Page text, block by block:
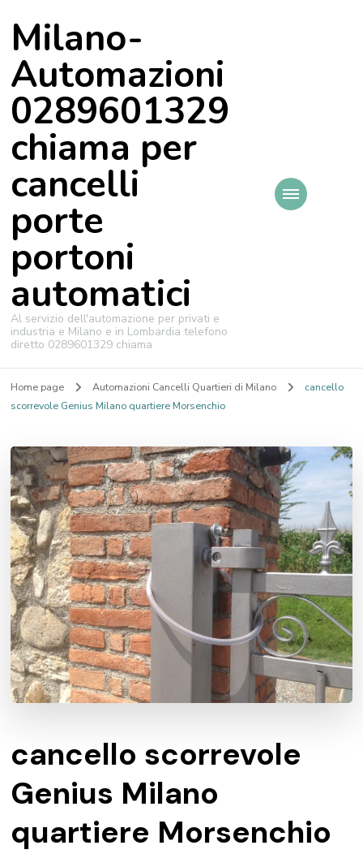
Milano-
Automazioni
0289601329
chiama per
cancelli
porte
portoni
automatici
Al servizio dell'automazione per privati e
industria e Milano e in Lombardia telefono
diretto 0289601329 chiama
Home page Automazioni Cancelli Quartieri di Milano
cancello
scorrevole Genius Milano quartiere Morsenchio
cancello scorrevole
Genius Milano
quartiere Morsenchio